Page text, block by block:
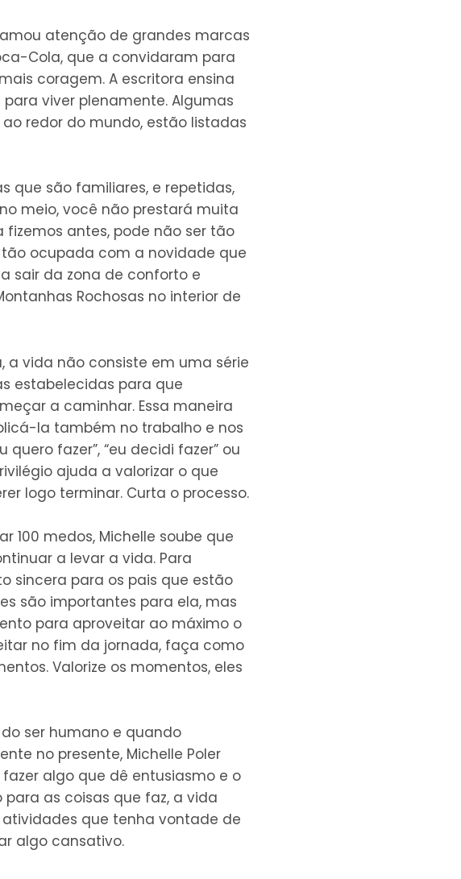
atenção de grandes marcas
Cola, que a convidaram para
coragem. A escritora ensina
viver plenamente. Algumas
redor do mundo, estão listadas
que são familiares, e repetidas,
meio, você não prestará muita
fizemos antes, pode não ser tão
ocupada com a novidade que
sair da zona de conforto e
Rochosas no interior de
a vida não consiste em uma série
estabelecidas para que
a caminhar. Essa maneira
la também no trabalho e nos
quero fazer”, “eu decidi fazer” ou
ajuda a valorizar o que
logo terminar. Curta o processo.
100 medos, Michelle soube que
a levar a vida. Para
sincera para os pais que estão
são importantes para ela, mas
para aproveitar ao máximo o
no fim da jornada, faça como
Valorize os momentos, eles
ser humano e quando
no presente, Michelle Poler
algo que dê entusiasmo e o
para as coisas que faz, a vida
atividades que tenha vontade de
algo cansativo.